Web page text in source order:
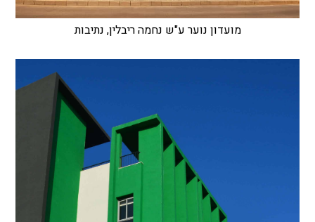
מועדון נוער ע"ש נחמה ריבלין, נתיבות